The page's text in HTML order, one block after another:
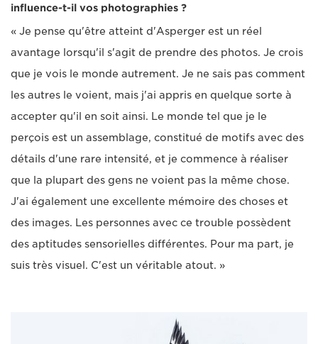
influence-t-il vos photographies ?
« Je pense qu'être atteint d'Asperger est un réel
avantage lorsqu'il s'agit de prendre des photos. Je crois
que je vois le monde autrement. Je ne sais pas comment
les autres le voient, mais j'ai appris en quelque sorte à
accepter qu'il en soit ainsi. Le monde tel que je le
perçois est un assemblage, constitué de motifs avec des
détails d'une rare intensité, et je commence à réaliser
que la plupart des gens ne voient pas la même chose.
J'ai également une excellente mémoire des choses et
des images. Les personnes avec ce trouble possèdent
des aptitudes sensorielles différentes. Pour ma part, je
suis très visuel. C'est un véritable atout. »